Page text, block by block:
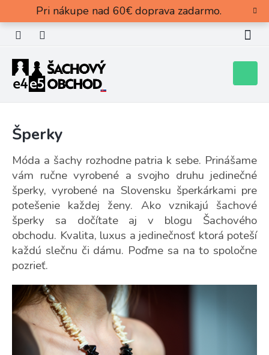
obsah
Pri nákupe nad 60€ doprava zadarmo.
košík
Šperky
Móda a šachy rozhodne patria k sebe. Prinášame
vám ručne vyrobené a svojho druhu jedinečné
šperky, vyrobené na Slovensku šperkárkami pre
potešenie každej ženy. Ako vznikajú šachové
šperky sa dočítate aj v blogu Šachového
obchodu. Kvalita, luxus a jedinečnosť ktorá poteší
každú slečnu či dámu. Poďme sa na to spoločne
pozrieť.